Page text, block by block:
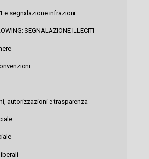
e segnalazione infrazioni
SEGNALAZIONE ILLECITI
autorizzazioni e trasparenza